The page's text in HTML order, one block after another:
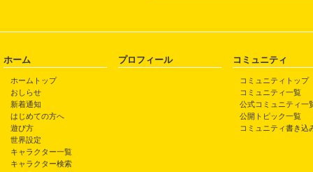
ホーム
ホームトップ
おしらせ
新着通知
はじめての方へ
遊び方
世界設定
キャラクター一覧
キャラクター検索
プロフィール コミュニティ
コミュニティトップ
コミュニティ一覧
公式コミュニティ一
公開トピック一覧
コミュニティ書き込